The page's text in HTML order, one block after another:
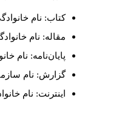
کتاب: نام
مقاله: نام
پایان‌نامه: نام
گزارش: نام
اینترنت: نام